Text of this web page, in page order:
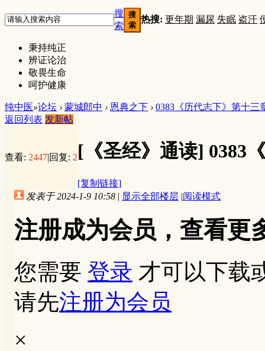
搜
索
搜
索
热搜: 更年期 漏尿 失眠 盗汗
秉持纯正
辨证论治
敬畏生命
呵护健康
纯中医»论坛 › 蒙城郎中 › 恩典之下 › 0383《历代志下》第十三
返回列表 发新帖
查看: 2447|回复: 2[《圣经》通读] 0383
[复制链接]
发表于 2024-1-9 10:58 | 显示全部楼层 |阅读模式
注册成为会员，查看更
您需要 登录 才可以下载
请先注册为会员
×